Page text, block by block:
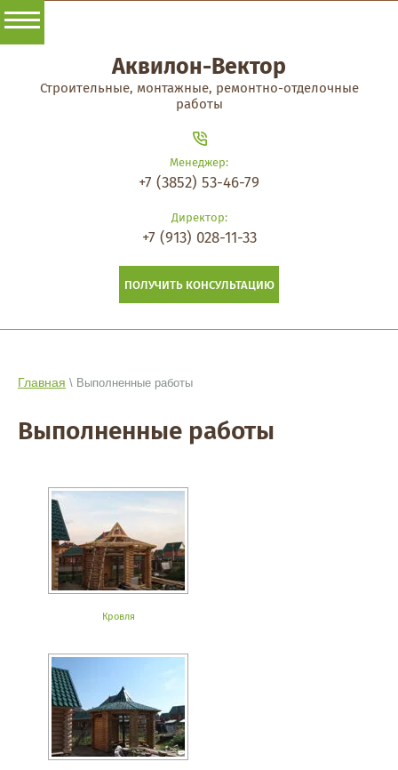
Аквилон-Вектор
Строительные, монтажные, ремонтно-отделочные
работы
Менеджер:
+7 (3852) 53-46-79
Директор:
+7 (913) 028-11-33
ПОЛУЧИТЬ КОНСУЛЬТАЦИЮ
Главная \ Выполненные работы
Выполненные работы
Кровля